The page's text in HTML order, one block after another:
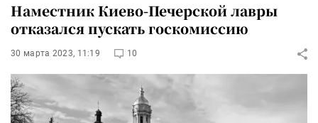
Наместник Киево-Печерской лавры
отказался пускать госкомиссию
30 марта 2023, 11:19 10